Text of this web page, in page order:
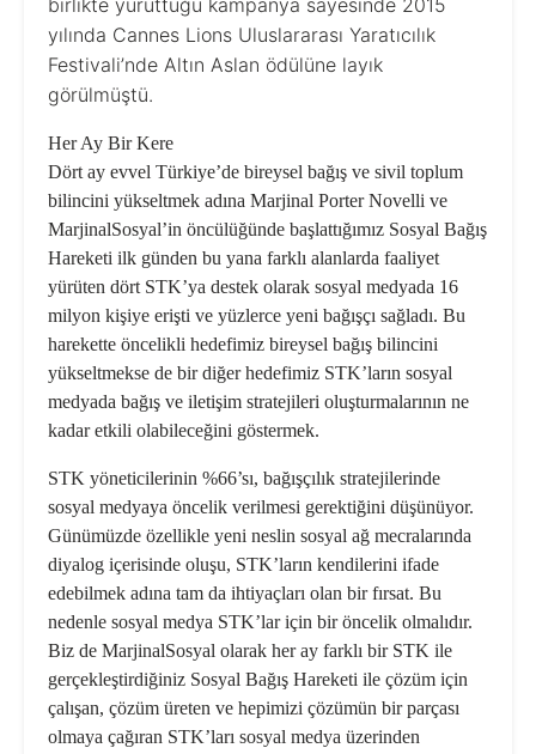
birlikte yürüttüğü kampanya sayesinde 2015
yılında Cannes Lions Uluslararası Yaratıcılık
Festivali’nde Altın Aslan ödülüne layık
görülmüştü.
Her Ay Bir Kere
Dört ay evvel Türkiye’de bireysel bağış ve sivil toplum
bilincini yükseltmek adına Marjinal Porter Novelli ve
MarjinalSosyal’in öncülüğünde başlattığımız Sosyal Bağış
Hareketi ilk günden bu yana farklı alanlarda faaliyet
yürüten dört STK’ya destek olarak sosyal medyada 16
milyon kişiye erişti ve yüzlerce yeni bağışçı sağladı. Bu
harekette öncelikli hedefimiz bireysel bağış bilincini
yükseltmekse de bir diğer hedefimiz STK’ların sosyal
medyada bağış ve iletişim stratejileri oluşturmalarının ne
kadar etkili olabileceğini göstermek.
STK yöneticilerinin %66’sı, bağışçılık stratejilerinde
sosyal medyaya öncelik verilmesi gerektiğini düşünüyor.
Günümüzde özellikle yeni neslin sosyal ağ mecralarında
diyalog içerisinde oluşu, STK’ların kendilerini ifade
edebilmek adına tam da ihtiyaçları olan bir fırsat. Bu
nedenle sosyal medya STK’lar için bir öncelik olmalıdır.
Biz de MarjinalSosyal olarak her ay farklı bir STK ile
gerçekleştirdiğiniz Sosyal Bağış Hareketi ile çözüm için
çalışan, çözüm üreten ve hepimizi çözümün bir parçası
olmaya çağıran STK’ları sosyal medya üzerinden